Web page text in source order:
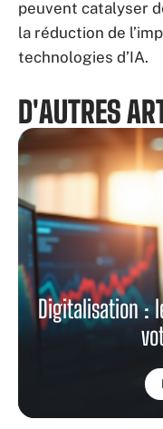
peuvent catalyser
la réduction de
technologies d’IA.
D'AUTRES
Digitalisation :